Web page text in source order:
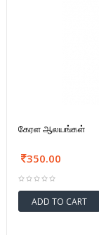
கேரள ஆலயங்கள்
350.00
ADD TO CART